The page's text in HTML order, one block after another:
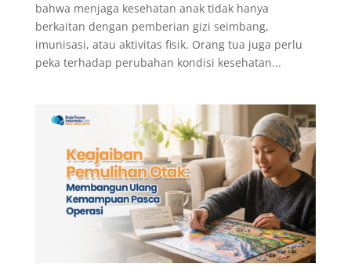
bahwa menjaga kesehatan anak tidak hanya
berkaitan dengan pemberian gizi seimbang,
imunisasi, atau aktivitas fisik. Orang tua juga perlu
peka terhadap perubahan kondisi kesehatan...